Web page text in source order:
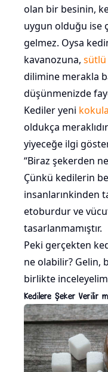
olan bir besinin,
uygun olduğu ise
gelmez. Oysa
kavanozuna, sütlü
dilimine merakla
düşünmenizde
Kediler yeni
oldukça
yiyeceğe ilgi
“Biraz şekerden
Çünkü kedilerin
insanlarınkinden
etoburdur ve
tasarlanmamıştır.
Peki gerçekten
ne olabilir? Gelin,
birlikte
Kedilere Şeker Verilir